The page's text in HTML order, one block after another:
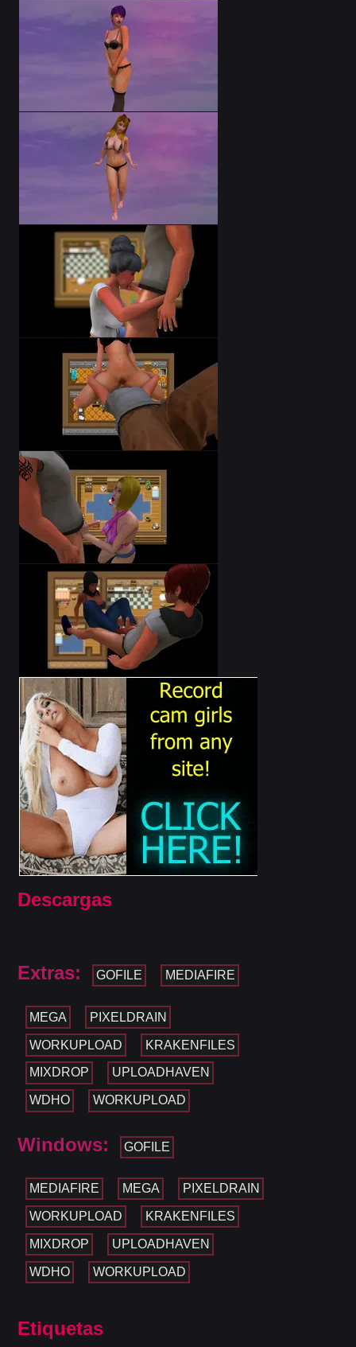
Descargas
Extras: GOFILE MEDIAFIRE
MEGA PIXELDRAIN
WORKUPLOAD KRAKENFILES
MIXDROP UPLOADHAVEN
WDHO WORKUPLOAD
Windows: GOFILE
MEDIAFIRE MEGA PIXELDRAIN
WORKUPLOAD KRAKENFILES
MIXDROP UPLOADHAVEN
WDHO WORKUPLOAD
Etiquetas